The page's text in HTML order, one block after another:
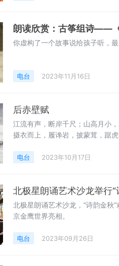
朗读欣赏：古筝组诗——《
你虚构了一个故事说给孩子听，
电台 2023年11月16日
后赤壁赋
江流有声，断岸千尺；山高月小
摄衣而上，履谗岩，披蒙茸，踞
电台 2023年10月17日
北极星朗诵艺术沙龙举行
北极星朗诵艺术沙龙，“诗韵金秋
京金鹰世界亮相。
电台 2023年09月26日